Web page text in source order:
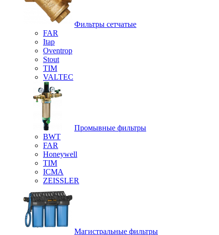
Фильтры сетчатые
FAR
Itap
Oventrop
Stout
TIM
VALTEC
Промывные фильтры
BWT
FAR
Honeywell
TIM
ICMA
ZEISSLER
Магистральные фильтры